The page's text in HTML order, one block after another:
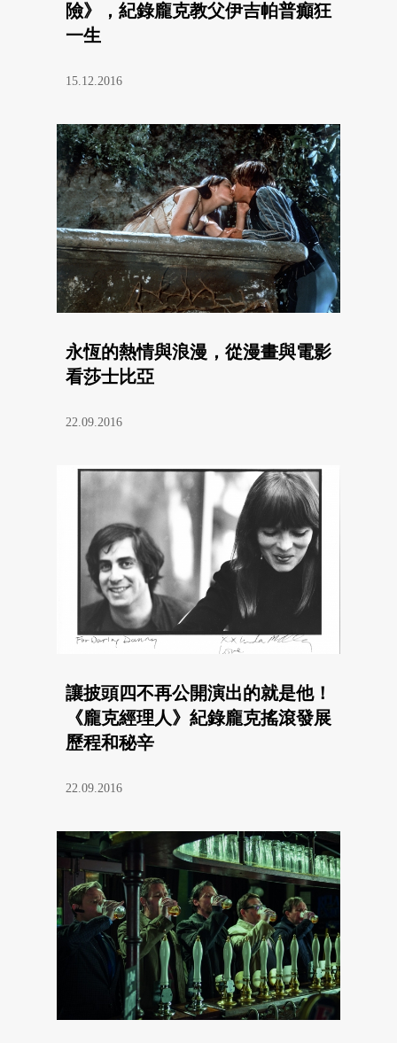
險》，紀錄龐克教父伊吉帕普癲狂
一生
15.12.2016
永恆的熱情與浪漫，從漫畫與電影
看莎士比亞
22.09.2016
讓披頭四不再公開演出的就是他！
《龐克經理人》紀錄龐克搖滾發展
歷程和秘辛
22.09.2016